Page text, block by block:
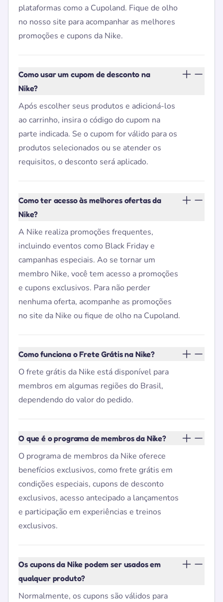
plataformas como a Cupoland. Fique de olho
no nosso site para acompanhar as melhores
promoções e cupons da Nike.
Como usar um cupom de desconto na
Nike?
Após escolher seus produtos e adicioná-los
ao carrinho, insira o código do cupom na
parte indicada. Se o cupom for válido para os
produtos selecionados ou se atender os
requisitos, o desconto será aplicado.
Como ter acesso às melhores ofertas da
Nike?
A Nike realiza promoções frequentes,
incluindo eventos como Black Friday e
campanhas especiais. Ao se tornar um
membro Nike, você tem acesso a promoções
e cupons exclusivos. Para não perder
nenhuma oferta, acompanhe as promoções
no site da Nike ou fique de olho na Cupoland.
Como funciona o Frete Grátis na Nike?
O frete grátis da Nike está disponível para
membros em algumas regiões do Brasil,
dependendo do valor do pedido.
O que é o programa de membros da Nike?
O programa de membros da Nike oferece
benefícios exclusivos, como frete grátis em
condições especiais, cupons de desconto
exclusivos, acesso antecipado a lançamentos
e participação em experiências e treinos
exclusivos.
Os cupons da Nike podem ser usados em
qualquer produto?
Normalmente, os cupons são válidos para